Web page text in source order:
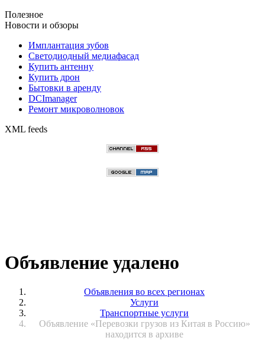
Полезное
Новости и обзоры
Имплантация зубов
Светодиодный медиафасад
Купить антенну
Купить дрон
Бытовки в аренду
DCImanager
Ремонт микроволновок
XML feeds
Объявление удалено
Объявления во всех регионах
Услуги
Транспортные услуги
Объявление «Перевозки грузов из Китая в Россию»
находится в архиве